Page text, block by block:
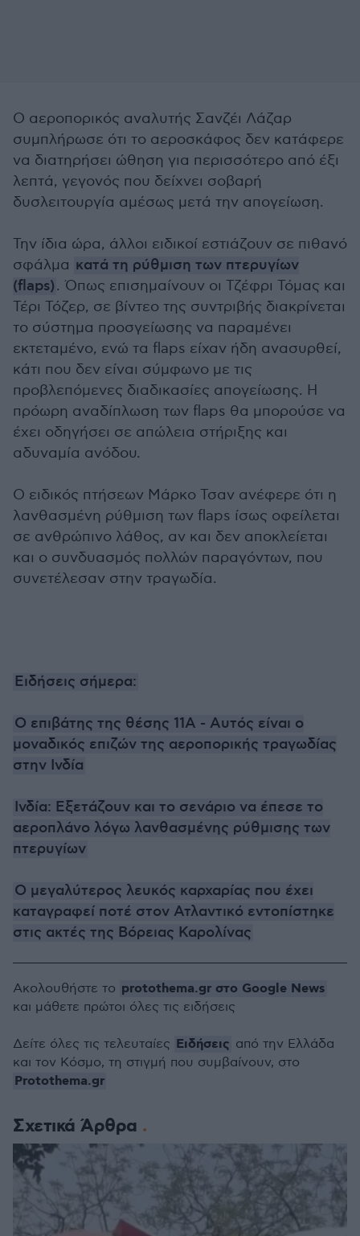
Ο αεροπορικός αναλυτής Σανζέι Λάζαρ
συμπλήρωσε ότι το αεροσκάφος δεν κατάφερε
να διατηρήσει ώθηση για περισσότερο από έξι
λεπτά, γεγονός που δείχνει σοβαρή
δυσλειτουργία αμέσως μετά την απογείωση.
Την ίδια ώρα, άλλοι ειδικοί εστιάζουν σε πιθανό
σφάλμα κατά τη ρύθμιση των πτερυγίων
(flaps). Όπως επισημαίνουν οι Τζέφρι Τόμας και
Τέρι Τόζερ, σε βίντεο της συντριβής διακρίνεται
το σύστημα προσγείωσης να παραμένει
εκτεταμένο, ενώ τα flaps είχαν ήδη ανασυρθεί,
κάτι που δεν είναι σύμφωνο με τις
προβλεπόμενες διαδικασίες απογείωσης. Η
πρόωρη αναδίπλωση των flaps θα μπορούσε να
έχει οδηγήσει σε απώλεια στήριξης και
αδυναμία ανόδου.
Ο ειδικός πτήσεων Μάρκο Τσαν ανέφερε ότι η
λανθασμένη ρύθμιση των flaps ίσως οφείλεται
σε ανθρώπινο λάθος, αν και δεν αποκλείεται
και ο συνδυασμός πολλών παραγόντων, που
συνετέλεσαν στην τραγωδία.
Ειδήσεις σήμερα:
Ο επιβάτης της θέσης 11Α - Αυτός είναι ο
μοναδικός επιζών της αεροπορικής τραγωδίας
στην Ινδία
Ινδία: Εξετάζουν και το σενάριο να έπεσε το
αεροπλάνο λόγω λανθασμένης ρύθμισης των
πτερυγίων
Ο μεγαλύτερος λευκός καρχαρίας που έχει
καταγραφεί ποτέ στον Ατλαντικό εντοπίστηκε
στις ακτές της Βόρειας Καρολίνας
Σχετικά Άρθρα
Ακολουθήστε το protothema.gr στο Google News
και μάθετε πρώτοι όλες τις ειδήσεις
Δείτε όλες τις τελευταίες Ειδήσεις από την Ελλάδα
και τον Κόσμο, τη στιγμή που συμβαίνουν, στο
Protothema.gr